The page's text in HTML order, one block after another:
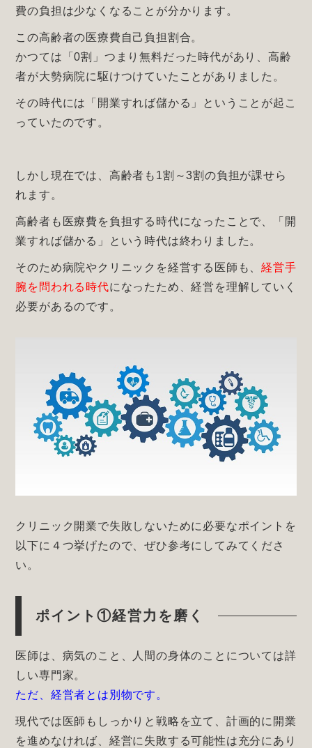
費の負担は少なくなることが分かります。
この高齢者の医療費自己負担割合。
かつては「0割」つまり無料だった時代があり、高齢
者が大勢病院に駆けつけていたことがありました。
その時代には「開業すれば儲かる」ということが起こ
っていたのです。
しかし現在では、高齢者も1割～3割の負担が課せら
れます。
高齢者も医療費を負担する時代になったことで、「開
業すれば儲かる」という時代は終わりました。
そのため病院やクリニックを経営する医師も、経営手
腕を問われる時代になったため、経営を理解していく
必要があるのです。
クリニック開業で失敗しないために必要なポイントを
以下に４つ挙げたので、ぜひ参考にしてみてくださ
い。
ポイント①経営力を磨く
医師は、病気のこと、人間の身体のことについては詳
しい専門家。
ただ、経営者とは別物です。
現代では医師もしっかりと戦略を立て、計画的に開業
を進めなければ、経営に失敗する可能性は充分にあり